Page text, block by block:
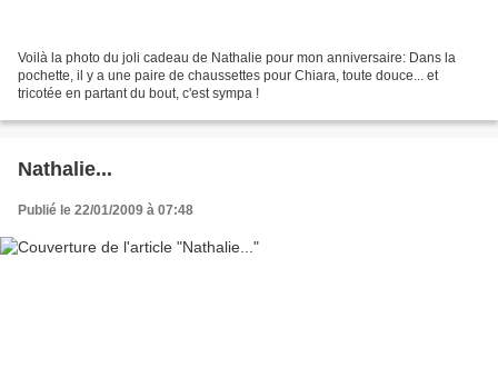
Voilà la photo du joli cadeau de Nathalie pour mon anniversaire: Dans la
pochette, il y a une paire de chaussettes pour Chiara, toute douce... et
tricotée en partant du bout, c'est sympa !
Nathalie...
Publié le 22/01/2009 à 07:48